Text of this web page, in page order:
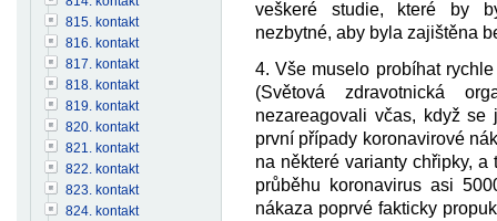
veškeré studie, které by
nezbytné, aby byla zajištěna
4. Vše muselo probíhat
(Světová zdravotnická
nezareagovali včas, když
první případy koronavirové
na některé varianty chřipky,
průběhu koronavirus asi
nákaza poprvé fakticky
815. kontakt
816. kontakt
817. kontakt
818. kontakt
819. kontakt
820. kontakt
821. kontakt
822. kontakt
823. kontakt
824. kontakt